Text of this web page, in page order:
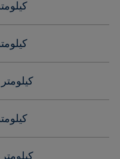
1 كيلومتر
1 كيلومتر
28 كيلومتر
2 كيلومتر
21 كيلومتر